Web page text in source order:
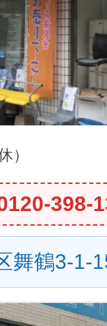
）
398-
舞鶴3-1-